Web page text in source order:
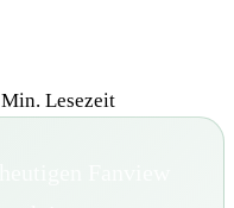
Min. Lesezeit